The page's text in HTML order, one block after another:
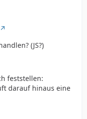
(JS?)
feststellen:
darauf hinaus eine